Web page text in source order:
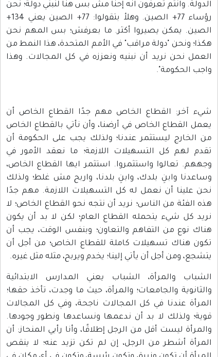
الدولة. وانتم تعرفون انه إحنا مش بس هنا لنبني دولة؛ نحن
رؤساء 77+ الصين. وهلأ بتقولوا: 77+ الصين يعني 134+
الصين. يمكن يصيروا أكثر. ما بعرفش؛ بس المهم نحن
هكذا؛ ونحن "دولة مراقب" في الأمم المتحدة، هذا النمط من
العمل نحن نريد أن نبنيه ونعززه في كل المجالات. وهذا
واجب الحكومة".
شيء آخر: القطاع الخاص مهم جدًا القطاع الخاص أن
يعمل القطاع الخاص في أرضنا، وأن نأتي بالقطاع الخاص
من الخارج ليستثمر عندنا؛ ولذلك يجب على الحكومة أن
تقدم لهم كل التسهيلات اللازمة؛ ما نعقد الأمور في
وجههم. تعالوا واستثمروا. استثمر ايها القطاع الخاص،
وساعدنا وابنِ بلدك، وابنِ بلدنا، واربح مش غلط؛ ولذلك
نحن علينا أن نعمل له كل التسهيلات اللازمة. مهم جدًا
هذه الفئة من الناس؛ نريد أن نتجه نحو القطاع الخاص؛ لا
نريد كل شيء يتحمله القطاع العام؛ لكن لا بد أن يكون
هناك نوع من التفاهم والتعاون؛ وبنفس الوقت، يجب أن
تكون هناك تسهيلات كاملة للقطاع الخاص؛ من أجل أن
يتشجع، ومن أجل أن يأتي إلينا؛ يخدم ويربح، مثله مثل غيره.
الشباب والمرأة، الشباب يعني المدارس الابتدائية
والثانوية والجامعات؛ والمرأة، حيث ما وجدت، تأخذ حقها؛
المرأة عندنا في كل المجالات ناجحة، وفي كل المجالات
قوية؛ ولذلك لا بد أن ندعمها ونساعدها ونطور وجودها.
والمرأة ليست أقل من الرجل إطلاقًا، وأنا رأيي المنحاز: أن
المرأة أشطر من الرجل، إن لم تكن تزيد عنه؛ لا ينقص